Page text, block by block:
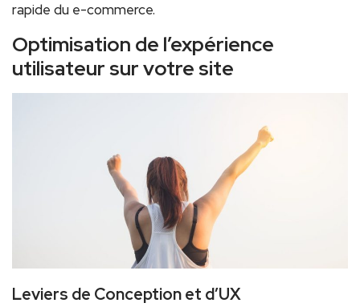
rapide du e-commerce.
Optimisation de l’expérience
utilisateur sur votre site
Leviers de Conception et d’UX